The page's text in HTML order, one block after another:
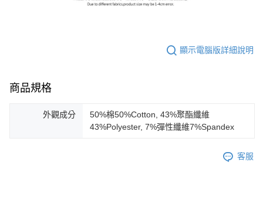
顯示電腦版詳細說明
商品規格
外觀成分
50%棉50%Cotton, 43%聚酯纖維
43%Polyester, 7%彈性纖維7%Spandex
客服